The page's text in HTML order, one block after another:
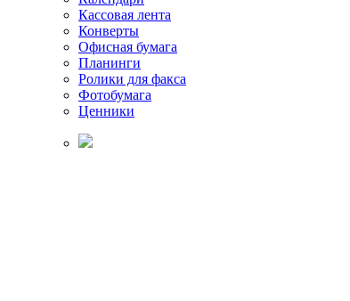
Кассовая лента
Конверты
Офисная бумага
Планинги
Ролики для факса
Фотобумага
Ценники